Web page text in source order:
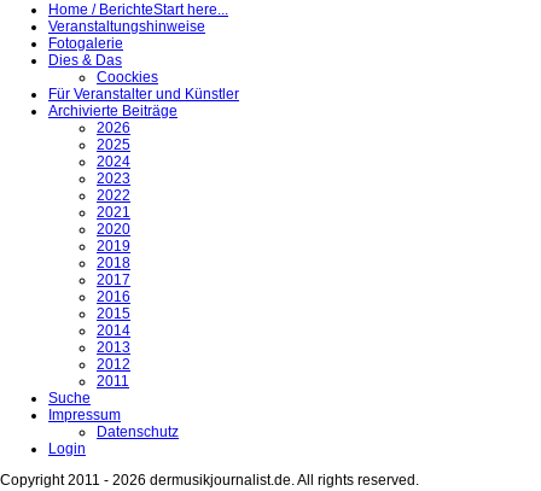
Home / BerichteStart here...
Veranstaltungshinweise
Fotogalerie
Dies & Das
Coockies
Für Veranstalter und Künstler
Archivierte Beiträge
2026
2025
2024
2023
2022
2021
2020
2019
2018
2017
2016
2015
2014
2013
2012
2011
Suche
Impressum
Datenschutz
Login
Copyright 2011 - 2026 dermusikjournalist.de. All rights reserved.